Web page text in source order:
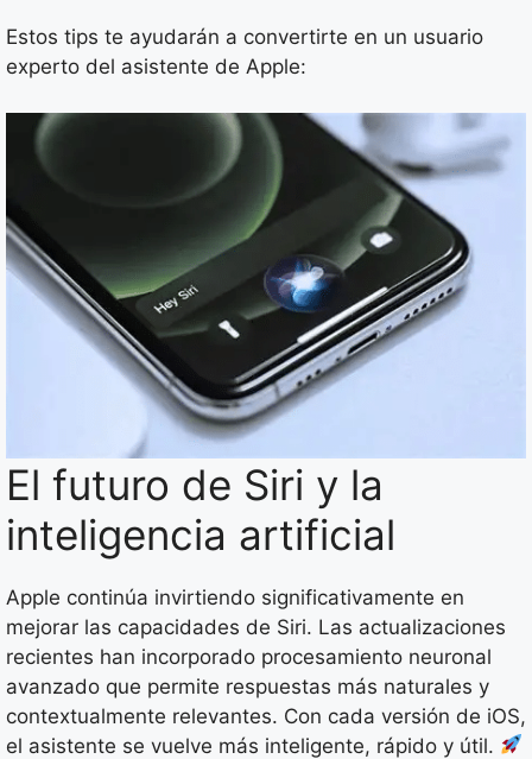
Estos tips te ayudarán a convertirte en un usuario
experto del asistente de Apple:
El futuro de Siri y la
inteligencia artificial
Apple continúa invirtiendo significativamente en
mejorar las capacidades de Siri. Las actualizaciones
recientes han incorporado procesamiento neuronal
avanzado que permite respuestas más naturales y
contextualmente relevantes. Con cada versión de iOS,
el asistente se vuelve más inteligente, rápido y útil.